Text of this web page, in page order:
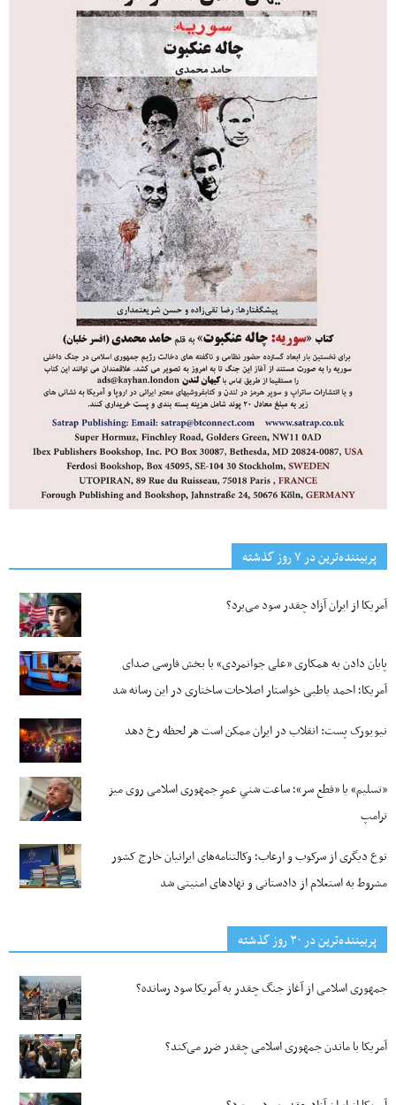
پربیننده‌ترین‌ در ۷ روز گذشته
آمریکا از ایران آزاد چقدر سود می‌برد؟
پایان دادن به همکاری «علی جوانمردی» با بخش فارسی صدای
آمریکا؛ احمد باطبی خواستار اصلاحات ساختاری در این رسانه شد
نیویورک پست: انقلاب در ایران ممکن است هر لحظه رخ دهد
«تسلیم» یا «قطع سر»؛ ساعت شنیِ عمرِ جمهوری اسلامی روی میز
ترامپ
نوع دیگری از سرکوب و ارعاب؛ وکالتنامه‌های ایرانیان خارج کشور
مشروط به استعلام از دادستانی و نهادهای امنیتی شد
پربیننده‌ترین‌ در ۳۰ روز گذشته
جمهوری اسلامی از آغاز جنگ چقدر به آمریکا سود رسانده؟
آمریکا با ماندن جمهوری اسلامی چقدر ضرر می‌کند؟